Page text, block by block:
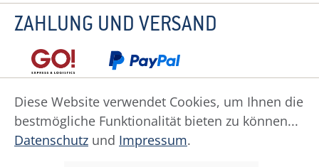
ZAHLUNG UND VERSAND
Datenschutz Impressum
Widerruf
Widerrufsformular
AGB Zahlung
Diese Website verwendet Cookies, um Ihnen die
bestmögliche Funktionalität bieten zu können...
Datenschutz und Impressum.